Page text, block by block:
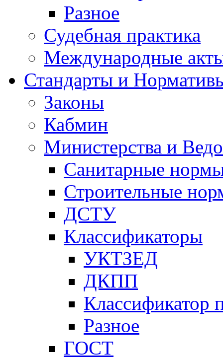
Разное
Судебная практика
Международные
Стандарты и
Законы
Кабмин
Министерства и
Санитарные
Строительные
ДСТУ
Классификаторы
УКТЗЕД
ДКПП
Классификатор
Разное
ГОСТ